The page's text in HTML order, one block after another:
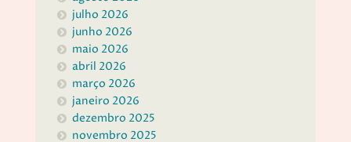
julho 2026
junho 2026
maio 2026
abril 2026
março 2026
janeiro 2026
dezembro 2025
novembro 2025